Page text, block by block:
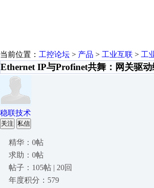
当前位置： 工控论坛 > 产品 > 工业互联 > 工
Ethernet IP与Profinet共舞：网关驱
稳联技术
关注 私信
精华：0帖
求助：0帖
帖子：105帖 | 20回
年度积分：579